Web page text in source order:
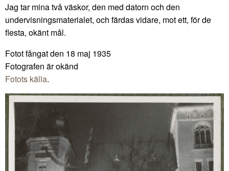
Jag tar mina två väskor, den med datorn och den
undervisningsmaterialet, och färdas vidare, mot ett, för de
flesta, okänt mål.
Fotot fångat den 18 maj 1935
Fotografen är okänd
Fotots källa.